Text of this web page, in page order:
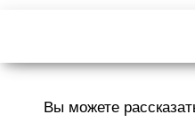
Вы можете